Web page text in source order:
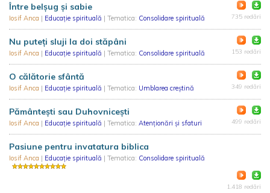
Între belșug și sabie
Iosif Anca | Educație spirituală | Tematica: Consolidare spirituală 735 redări
Nu puteți sluji la doi stăpâni
Iosif Anca | Educație spirituală | Tematica: Consolidare spirituală 153 redări
O călătorie sfântă
Iosif Anca | Educație spirituală | Tematica: Umblarea creştină 349 redări
Pământești sau Duhovnicești
Iosif Anca | Educație spirituală | Tematica: Atenționări și sfaturi 499 redări
Pasiune pentru invatatura biblica
Iosif Anca | Educație spirituală | Tematica: Consolidare spirituală
1.418 redări